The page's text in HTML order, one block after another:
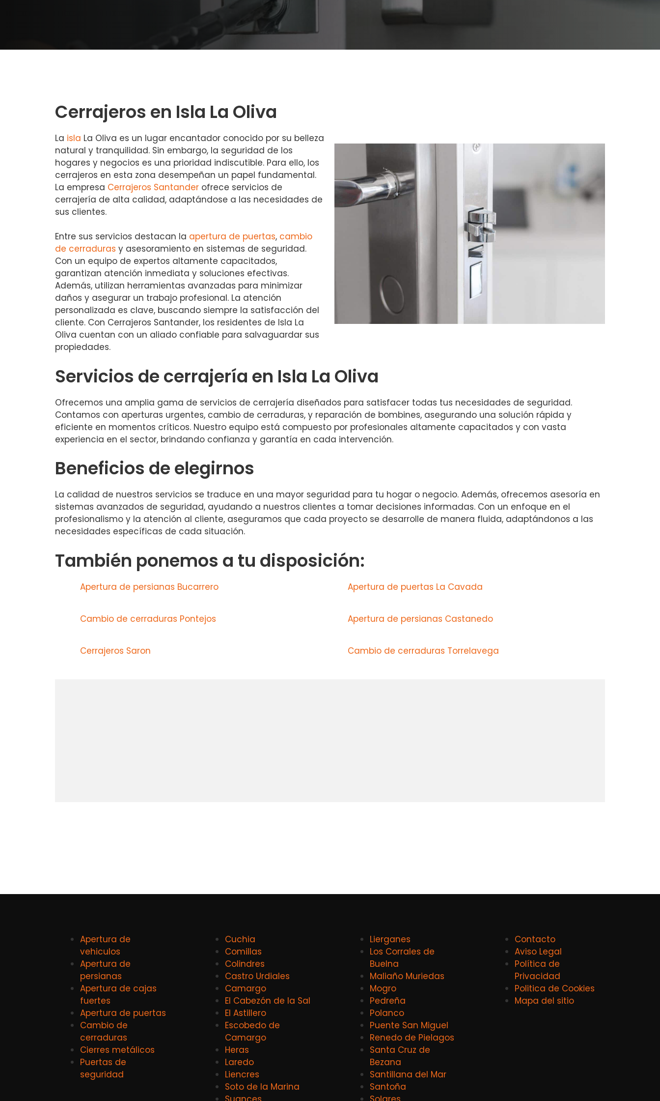
Cerrajeros en Isla La Oliva
La isla La Oliva es un lugar encantador conocido por su belleza
natural y tranquilidad. Sin embargo, la seguridad de los
hogares y negocios es una prioridad indiscutible. Para ello, los
cerrajeros en esta zona desempeñan un papel fundamental.
La empresa Cerrajeros Santander ofrece servicios de
cerrajería de alta calidad, adaptándose a las necesidades de
sus clientes.
Entre sus servicios destacan la apertura de puertas, cambio
de cerraduras y asesoramiento en sistemas de seguridad.
Con un equipo de expertos altamente capacitados,
garantizan atención inmediata y soluciones efectivas.
Además, utilizan herramientas avanzadas para minimizar
daños y asegurar un trabajo profesional. La atención
personalizada es clave, buscando siempre la satisfacción del
cliente. Con Cerrajeros Santander, los residentes de Isla La
Oliva cuentan con un aliado confiable para salvaguardar sus
propiedades.
Servicios de cerrajería en Isla La Oliva
Ofrecemos una amplia gama de servicios de cerrajería diseñados para satisfacer todas tus necesidades de seguridad.
Contamos con aperturas urgentes, cambio de cerraduras, y reparación de bombines, asegurando una solución rápida y
eficiente en momentos críticos. Nuestro equipo está compuesto por profesionales altamente capacitados y con vasta
experiencia en el sector, brindando confianza y garantía en cada intervención.
Beneficios de elegirnos
La calidad de nuestros servicios se traduce en una mayor seguridad para tu hogar o negocio. Además, ofrecemos asesoría en
sistemas avanzados de seguridad, ayudando a nuestros clientes a tomar decisiones informadas. Con un enfoque en el
profesionalismo y la atención al cliente, aseguramos que cada proyecto se desarrolle de manera fluida, adaptándonos a las
necesidades específicas de cada situación.
También ponemos a tu disposición:
Apertura de persianas Bucarrero Apertura de puertas La Cavada
Cambio de cerraduras Pontejos Apertura de persianas Castanedo
Cerrajeros Saron Cambio de cerraduras Torrelavega
Apertura de
vehiculos
Apertura de
persianas
Apertura de cajas
fuertes
Apertura de puertas
Cambio de
cerraduras
Cierres metálicos
Puertas de
seguridad
Cuchia
Comillas
Colindres
Castro Urdiales
Camargo
El Cabezón de la Sal
El Astillero
Escobedo de
Camargo
Heras
Laredo
Liencres
Soto de la Marina
Lierganes
Los Corrales de
Buelna
Maliaño Muriedas
Mogro
Pedreña
Polanco
Puente San Miguel
Renedo de Pielagos
Santa Cruz de
Bezana
Santillana del Mar
Santoña
Contacto
Aviso Legal
Política de
Privacidad
Politica de Cookies
Mapa del sitio